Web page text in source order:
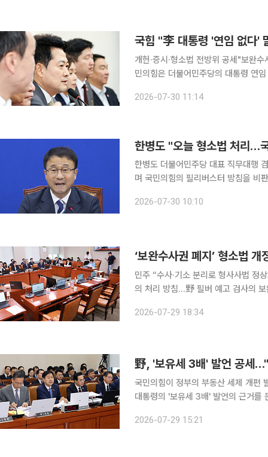
국힘 "李 대통령 '연임 없다'
개헌·증시·형소법 전방위 공세"보완
민의힘은 더불어민주당의 대통령 연
"현직 대통령을 포함한 연임 개헌 논
2026-07-30 11:14
한병도 "오늘 형소법 처리…
한병도 더불어민주당 대표 직무대행
며 국민의힘의 필리버스터 방침을 비판했다. 한 직무대행은 30일 국회에서 열린 정
2026-07-30 10:10
‘보완수사권 폐지’ 형소법
민주 “수사·기소 분리로 형사사법
의 처리 방침…野 필버 예고 검사의 보완 수사권 완전 폐지를 골자로 하는 형사소송법 개정안이 범
법률안(대안)’을 의결했다. 더불어민
2026-07-29 18:34
野, '보유세 3배' 발언 공세
국민의힘이 정부의 부동산 세제 개편
대통령의 '보유세 3배' 발언의 근거를
대통령의 '보유세 3배' 발언을 거론하
2026-07-29 15:21